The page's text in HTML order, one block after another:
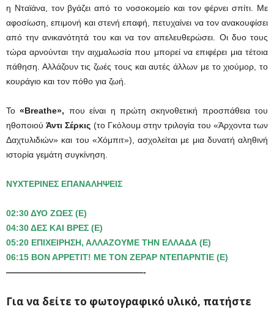
η Νταϊάνα, τον βγάζει από το νοσοκομείο και τον φέρνει σπίτι. Με
αφοσίωση, επιμονή και στενή επαφή, πετυχαίνει να τον ανακουφίσει
από την ανικανότητά του και να τον απελευθερώσει. Οι δυο τους
τώρα αρνούνται την αιχμαλωσία που μπορεί να επιφέρει μια τέτοια
πάθηση. Αλλάζουν τις ζωές τους και αυτές άλλων με το χιούμορ, το
κουράγιο και τον πόθο για ζωή.
Το«Breathe», που είναι η πρώτη σκηνοθετική προσπάθεια του
ηθοποιούΆντι Σέρκις (το Γκόλουμ στην τριλογία του «Άρχοντα των
Δαχτυλιδιών» και του «Χόμπιτ»), ασχολείται με μια δυνατή αληθινή
ιστορία γεμάτη συγκίνηση.
ΝΥΧΤΕΡΙΝΕΣ ΕΠΑΝΑΛΗΨΕΙΣ
02:30 ΔΥΟ ΖΩΕΣ (Ε)
04:30 ΔΕΣ ΚΑΙ ΒΡΕΣ (Ε)
05:20 ΕΠΙΧΕΙΡΗΣΗ, ΑΛΛΑΖΟΥΜΕ ΤΗΝ ΕΛΛΑΔΑ (Ε)
06:15 BON APPETIT! ΜΕ ΤΟΝ ΖΕΡΑΡ ΝΤΕΠΑΡΝΤΙΕ (Ε)
————————————————-
Για να δείτε το φωτογραφικό υλικό, πατήστε